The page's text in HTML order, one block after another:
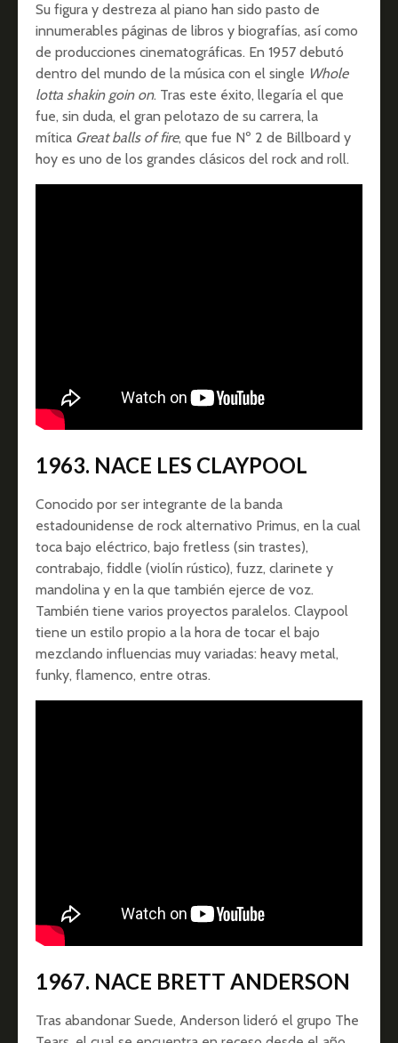
Su figura y destreza al piano han sido pasto de
innumerables páginas de libros y biografías, así como
de producciones cinematográficas. En 1957 debutó
dentro del mundo de la música con el single Whole
lotta shakin goin on. Tras este éxito, llegaría el que
fue, sin duda, el gran pelotazo de su carrera, la
mítica Great balls of fire, que fue Nº 2 de Billboard y
hoy es uno de los grandes clásicos del rock and roll.
1963. NACE LES CLAYPOOL
Conocido por ser integrante de la banda
estadounidense de rock alternativo Primus, en la cual
toca bajo eléctrico, bajo fretless (sin trastes),
contrabajo, fiddle (violín rústico), fuzz, clarinete y
mandolina y en la que también ejerce de voz.
También tiene varios proyectos paralelos. Claypool
tiene un estilo propio a la hora de tocar el bajo
mezclando influencias muy variadas: heavy metal,
funky, flamenco, entre otras.
1967. NACE BRETT ANDERSON
Tras abandonar Suede, Anderson lideró el grupo The